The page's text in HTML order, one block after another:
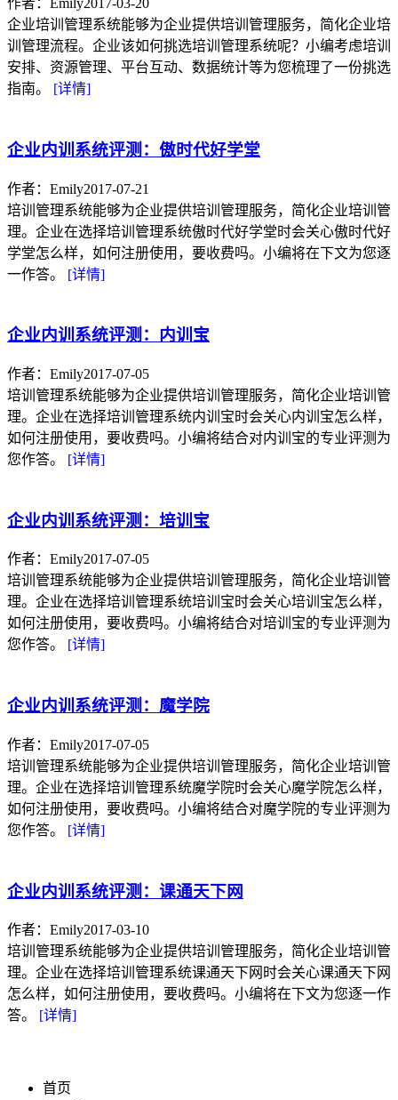
作者：Emily2017-03-20
企业培训管理系统能够为企业提供培训管理服务，简化企业培
训管理流程。企业该如何挑选培训管理系统呢？小编考虑培训
安排、资源管理、平台互动、数据统计等为您梳理了一份挑选
指南。 [详情]
企业内训系统评测：傲时代好学堂
作者：Emily2017-07-21
培训管理系统能够为企业提供培训管理服务，简化企业培训管
理。企业在选择培训管理系统傲时代好学堂时会关心傲时代好
学堂怎么样，如何注册使用，要收费吗。小编将在下文为您逐
一作答。 [详情]
企业内训系统评测：内训宝
作者：Emily2017-07-05
培训管理系统能够为企业提供培训管理服务，简化企业培训管
理。企业在选择培训管理系统内训宝时会关心内训宝怎么样，
如何注册使用，要收费吗。小编将结合对内训宝的专业评测为
您作答。 [详情]
企业内训系统评测：培训宝
作者：Emily2017-07-05
培训管理系统能够为企业提供培训管理服务，简化企业培训管
理。企业在选择培训管理系统培训宝时会关心培训宝怎么样，
如何注册使用，要收费吗。小编将结合对培训宝的专业评测为
您作答。
[详情]
企业内训系统评测：魔学院
作者：Emily2017-07-05
培训管理系统能够为企业提供培训管理服务，简化企业培训管
理。企业在选择培训管理系统魔学院时会关心魔学院怎么样，
如何注册使用，要收费吗。小编将结合对魔学院的专业评测为
您作答。 [详情]
企业内训系统评测：课通天下网
作者：Emily2017-03-10
培训管理系统能够为企业提供培训管理服务，简化企业培训管
理。企业在选择培训管理系统课通天下网时会关心课通天下网
怎么样，如何注册使用，要收费吗。小编将在下文为您逐一作
答。 [详情]
首页